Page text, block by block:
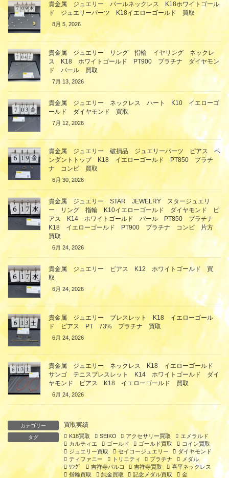
貴金属 ジュエリー パールネックレス K18ホワイトゴール
ド ジュエリーパーツ K18イエローゴールド 買取
8月 5, 2026
貴金属 ジュエリー リング 指輪 イヤリング ネックレ
ス K18 ホワイトゴールド PT900 プラチナ ダイヤモン
ド パール 買取
7月 13, 2026
貴金属 ジュエリー ネックレス ハート K10 イエローゴ
ールド ダイヤモンド 買取
7月 12, 2026
貴金属 ジュエリー 破損品 ジュエリーパーツ ピアス ペ
ンダントトップ K18 イエローゴールド PT850 プラチ
ナ コンビ 買取
6月 30, 2026
貴金属 ジュエリー STAR JEWELRY スタージュエリ
ー リング 指輪 K10イエローゴールド ダイヤモンド ピ
アス K14 ホワイトゴールド パール PT850 プラチナ
K18 イエローゴールド PT900 プラチナ コンビ 片方
買取
6月 24, 2026
貴金属 ジュエリー ピアス K12 ホワイトゴールド 買
取
6月 24, 2026
貴金属 ジュエリー ブレスレット K18 イエローゴール
ド ピアス PT 73% プラチナ 買取
6月 24, 2026
貴金属 ジュエリー ネックレス K18 イエローゴールド
サンゴ テニスブレスレット K14 ホワイトゴールド ダイ
ヤモンド ピアス K18 イエローゴールド 買取
6月 24, 2026
カテゴリー 買取実績
タグ K18買取 SEIKO アクセサリー買取
エメラルド
カルティエ
ゴールド ゴールド買取
コイン買取
ジュエリー買取
セイコージュエリー
ダイヤモンド
ティファニー
トリニティ プラチナ
メダル
ﾘﾝｸﾞ
吉祥寺パルコ 吉祥寺買取
喜平ネックレス
指輪買取
純金買取 記念メダル買取
金